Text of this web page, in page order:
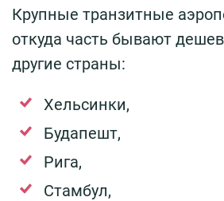
Крупные транзитные
откуда часть бывают
другие страны:
Хельсинки,
Будапешт,
Рига,
Стамбул,